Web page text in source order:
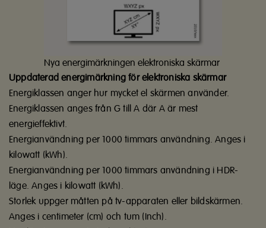
Nya energimärkningen elektroniska skärmar
Uppdaterad energimärkning för elektroniska skärmar
Energiklassen anger hur mycket el skärmen använder.
Energiklassen anges från G till A där A är mest
energieffektivt.
Energianvändning per 1000 timmars användning. Anges i
kilowatt (kWh).
Energianvändning per 1000 timmars användning i HDR-
läge. Anges i kilowatt (kWh).
Storlek uppger måtten på tv-apparaten eller bildskärmen.
Anges i centimeter (cm) och tum (Inch).